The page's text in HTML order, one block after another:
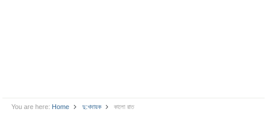
You are here: Home দু:খদায়ক কালো রাত